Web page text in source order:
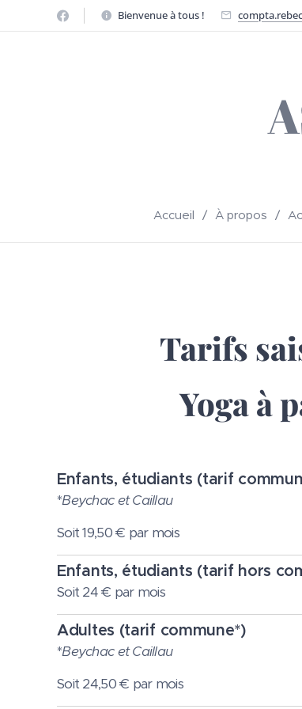
Bienvenue à tous !
Accueil À propos
Tarifs
Yoga à
Enfants, étudiants (tarif
*Beychac et Caillau
Soit 19,50 € par mois
Enfants, étudiants (tarif hors
Soit 24 € par mois
Adultes (tarif commune*)
*Beychac et Caillau
Soit 24,50 € par mois